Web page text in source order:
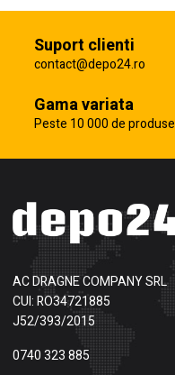
Suport clienti
contact@depo24.ro
Gama variata
Peste 10 000 de produse
AC DRAGNE COMPANY SRL
CUI: RO34721885
J52/393/2015
0740 323 885